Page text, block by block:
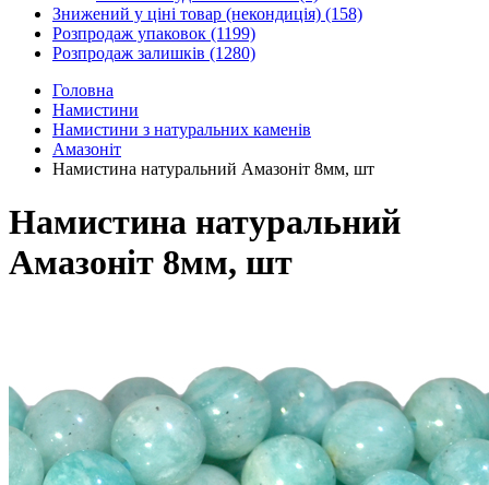
Знижений у ціні товар (некондиція) (158)
Розпродаж упаковок (1199)
Розпродаж залишків (1280)
Головна
Намистини
Намистини з натуральних каменів
Амазоніт
Намистина натуральний Амазоніт 8мм, шт
Намистина натуральний
Амазоніт 8мм, шт